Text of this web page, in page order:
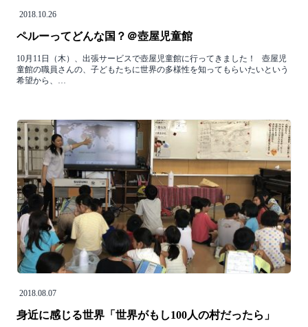
2018.10.26
ペルーってどんな国？＠壺屋児童館
10月11日（木）、出張サービスで壺屋児童館に行ってきました！ 壺屋児
童館の職員さんの、子どもたちに世界の多様性を知ってもらいたいという
希望から、…
2018.08.07
身近に感じる世界「世界がもし100人の村だったら」